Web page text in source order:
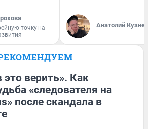
точку на
Анатолий
это верить». Как
«следователя на
после скандала в